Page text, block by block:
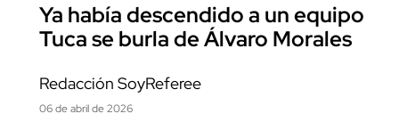
Ya había descendido a un equipo
Tuca se burla de Álvaro Morales
Redacción SoyReferee
06 de abril de 2026